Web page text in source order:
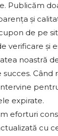
Publicăm
și
de pe
verificare și
noastră
succes.
expirate.
eforturi
cu